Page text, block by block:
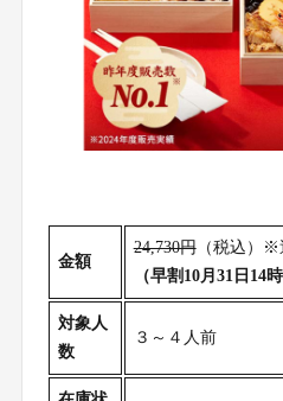
金額
24,730円（税込）
（早割10月31日14時
対象人
数
３～４人前